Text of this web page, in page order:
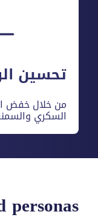
تحسين
من خلال خفض
السكري
personas